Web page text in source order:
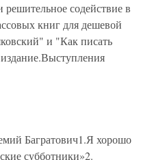
решительное содействие в
книг для дешевой
и "Как писать
Багратович1.Я хорошо
субботники»2.